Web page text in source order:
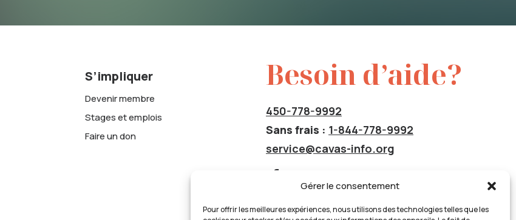
Gérer le consentement
Pour offrir les meilleures expériences, nous utilisons des technologies telles que les
S’impliquer
Devenir membre
Stages et emplois
Faire un don
Besoin d’aide?
450-778-9992
Sans frais : 1-844-778-9992
service@cavas-info.org
Insatisfaction de service